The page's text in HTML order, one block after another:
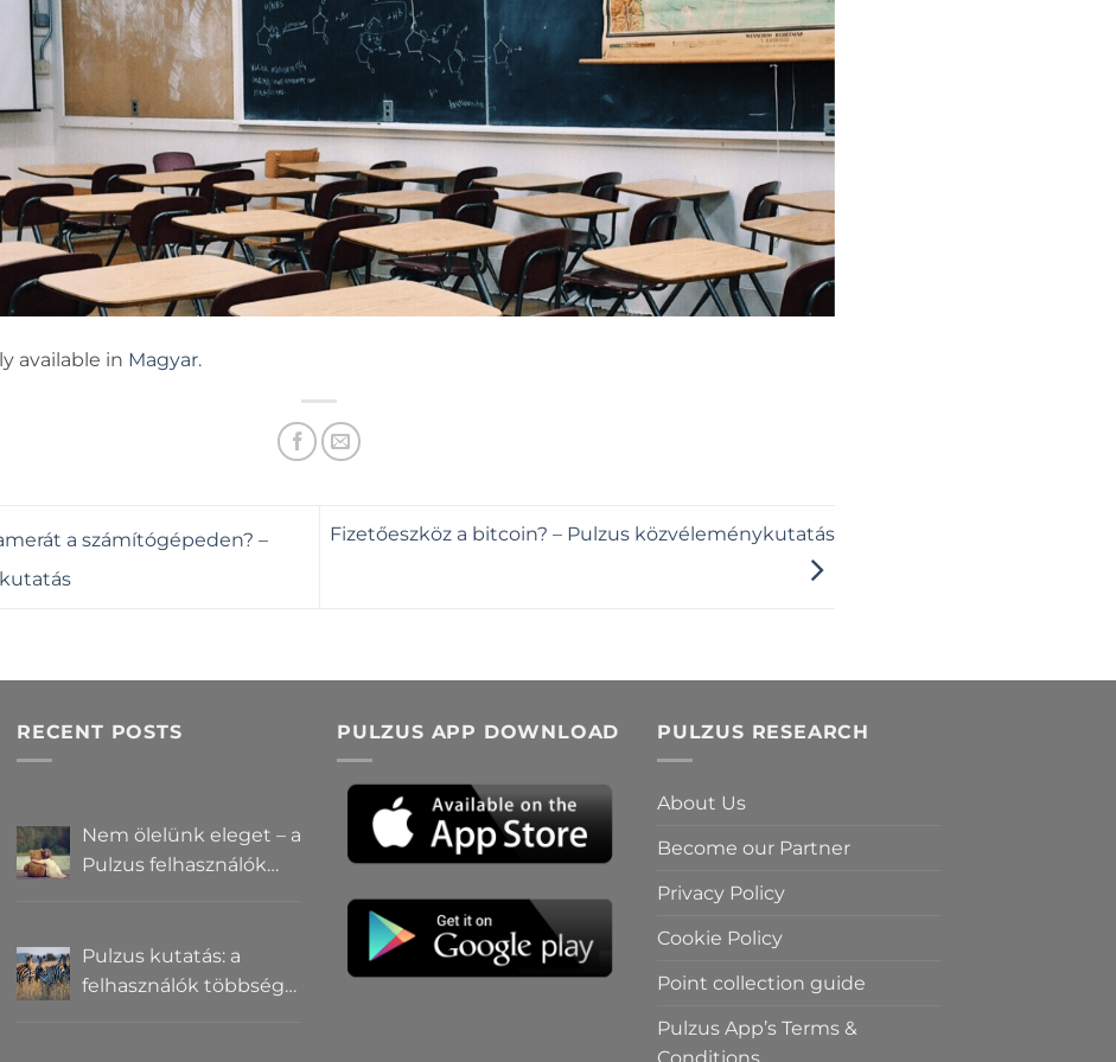
available in Magyar.
a számítógépeden? –
Fizetőeszköz a bitcoin? – Pulzus közvéleménykutatás
RECENT POSTS
Nem ölelünk eleget – a
Pulzus felhasználók
hiányzik a közelség
Pulzus kutatás: a
felhasználók többsége
PULZUS APP DOWNLOAD PULZUS RESEARCH
About Us
Become our Partner
Privacy Policy
Cookie Policy
Point collection guide
Pulzus App’s Terms &